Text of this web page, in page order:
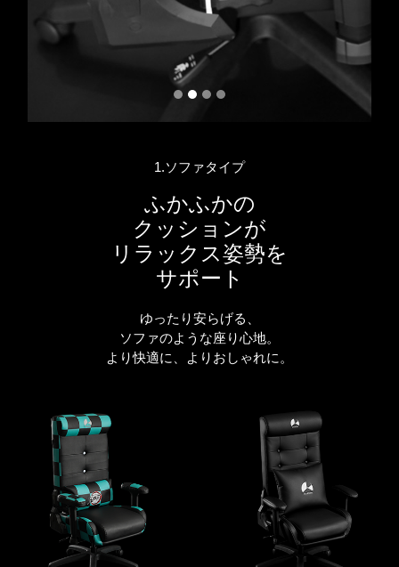
1.ソファタイプ
ふかふかの
クッションが
リラックス姿勢を
サポート
ゆったり安らげる、
ソファのような座り心地。
より快適に、よりおしゃれに。